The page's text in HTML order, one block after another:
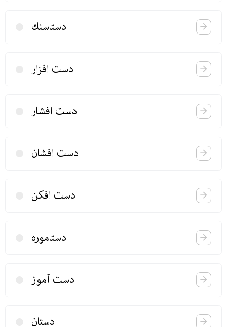
دستاسنك
دست افزار
دست افشار
دست افشان
دست افكن
دستاموره
دست آموز
دستان